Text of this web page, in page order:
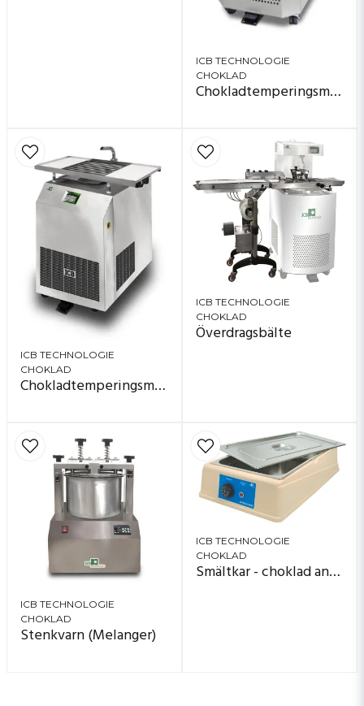
ICB TECHNOLOGIE
CHOKLAD
Chokladtemperingsmaskin
ICB TECHNOLOGIE
CHOKLAD
Chokladtemperingsmaskin-Q
ICB TECHNOLOGIE
CHOKLAD
Överdragsbälte
ICB TECHNOLOGIE
CHOKLAD
Stenkvarn (Melanger)
ICB TECHNOLOGIE
CHOKLAD
Smältkar - choklad analog